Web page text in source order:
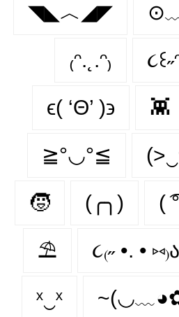
◥◣︿◢◤
₍ᵔ.˛.ᵔ₎
ϵ( ‘Θ’ )϶ 👾
≧°◡°≦
🧒 (╭╮) (
⛱ ૮₍˶ •. • ⑅₎ა
ˣ‿ˣ